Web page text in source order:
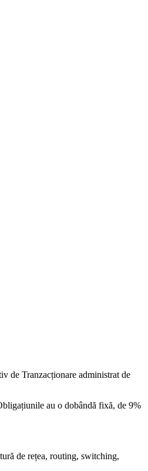
de Tranzacționare administrat de
au o dobândă fixă, de 9%
de rețea, routing, switching,